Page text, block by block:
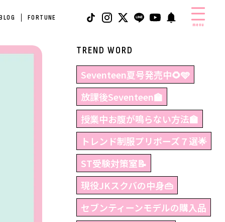
FORTUNE
menu
TREND WORD
Seventeen夏号発売中🌻🩵
放課後Seventeen🏫
授業中お腹が鳴らない方法🏫
トレンド制服プリポーズ７選🌟
ST受験対策室📝
現役JKスクバの中身👜
セブンティーンモデルの購入品